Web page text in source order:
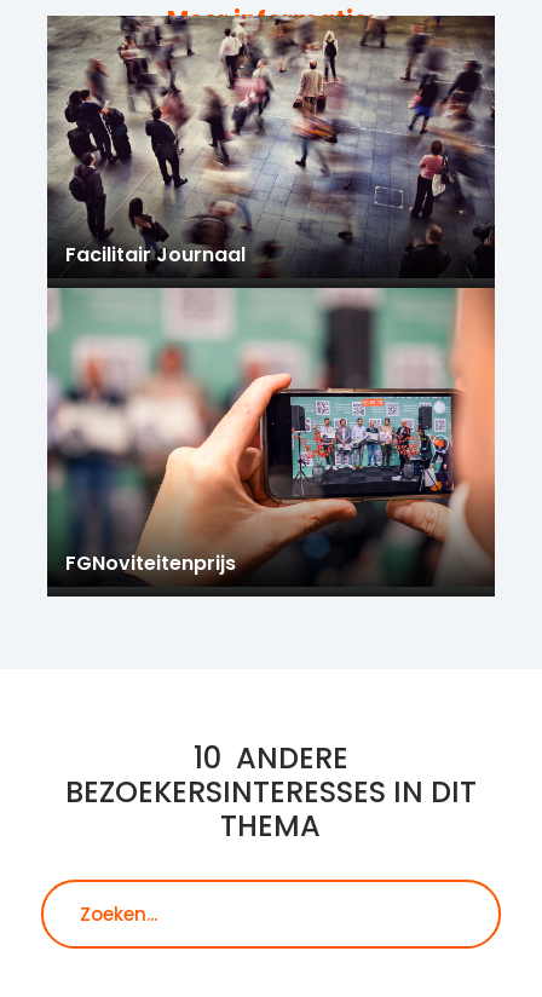
Meer informatie:
Facilitair Journaal
FGNoviteitenprijs
10 ANDERE
BEZOEKERSINTERESSES IN DIT
THEMA